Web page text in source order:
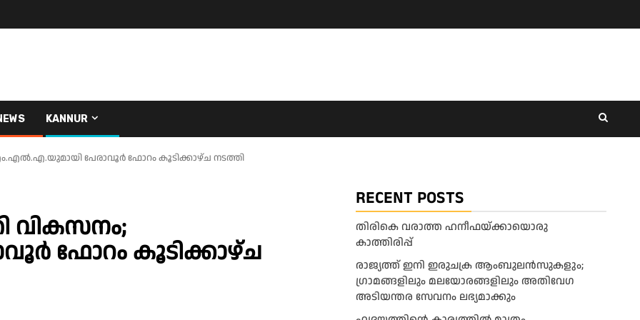
KANNUR
പേരാവൂർ ഫോറം കൂടിക്കാഴ്ച നടത്തി
വികസനം;
ഫോറം കൂടിക്കാഴ്ച
RECENT POSTS
തിരികെ വരാത്ത ഹനീഫയ്ക്കായൊരു
കാത്തിരിപ്പ്
രാജ്യത്ത് ഇനി ഇരുചക്ര ആംബുലന്‍സുകളും;
ഗ്രാമങ്ങളിലും മലയോരങ്ങളിലും അതിവേഗ
അടിയന്തര സേവനം ലഭ്യമാക്കും